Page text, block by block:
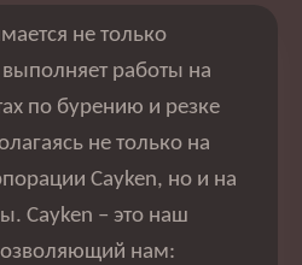
не только
работы на
по бурению и резке
не только на
Cayken, но и на
Cayken – это наш
нам: